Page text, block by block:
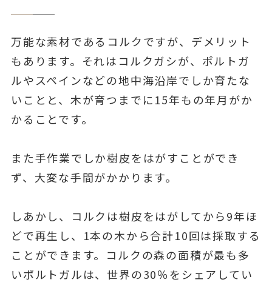
万能な素材であるコルクですが、デメリット
もあります。それはコルクガシが、ポルトガ
ルやスペインなどの地中海沿岸でしか育たな
いことと、木が育つまでに15年もの年月がか
かることです。
また手作業でしか樹皮をはがすことができ
ず、大変な手間がかかります。
しあかし、コルクは樹皮をはがしてから9年ほ
どで再生し、1本の木から合計10回は採取する
ことができます。コルクの森の面積が最も多
いポルトガルは、世界の30％をシェアしてい